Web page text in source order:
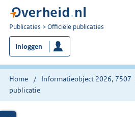
U
bent
nu
hier:
Publicaties Officiële publicaties
Inloggen
Home Informatieobject 2026, 7507
publicatie